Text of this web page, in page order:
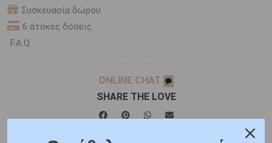
Συσκευασία δώρου
6 άτοκες δόσεις
F.A.Q.
ONLINE CHAT
SHARE THE LOVE